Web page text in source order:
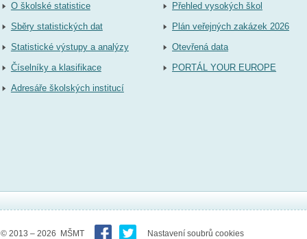
O školské statistice
Sběry statistických dat
Statistické výstupy a analýzy
Číselníky a klasifikace
Adresáře školských institucí
Přehled vysokých škol
Plán veřejných zakázek 2026
Otevřená data
PORTÁL YOUR EUROPE
© 2013 – 2026 MŠMT Nastavení soubrů cookies